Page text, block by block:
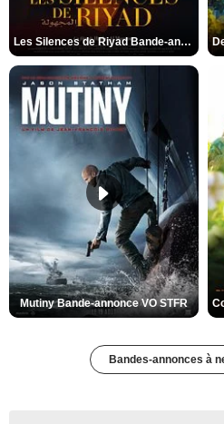
Les Silences de Riyad Bande-annonce VO STFR
Mutiny Bande-annonce VO STFR
Bandes-annonces à